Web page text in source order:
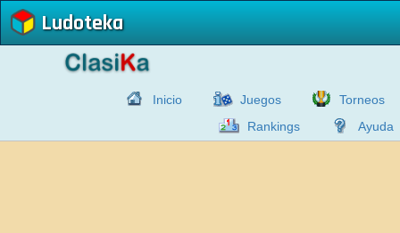
Ludoteka
Inicio Juegos
Torneos
Rankings
Ayuda